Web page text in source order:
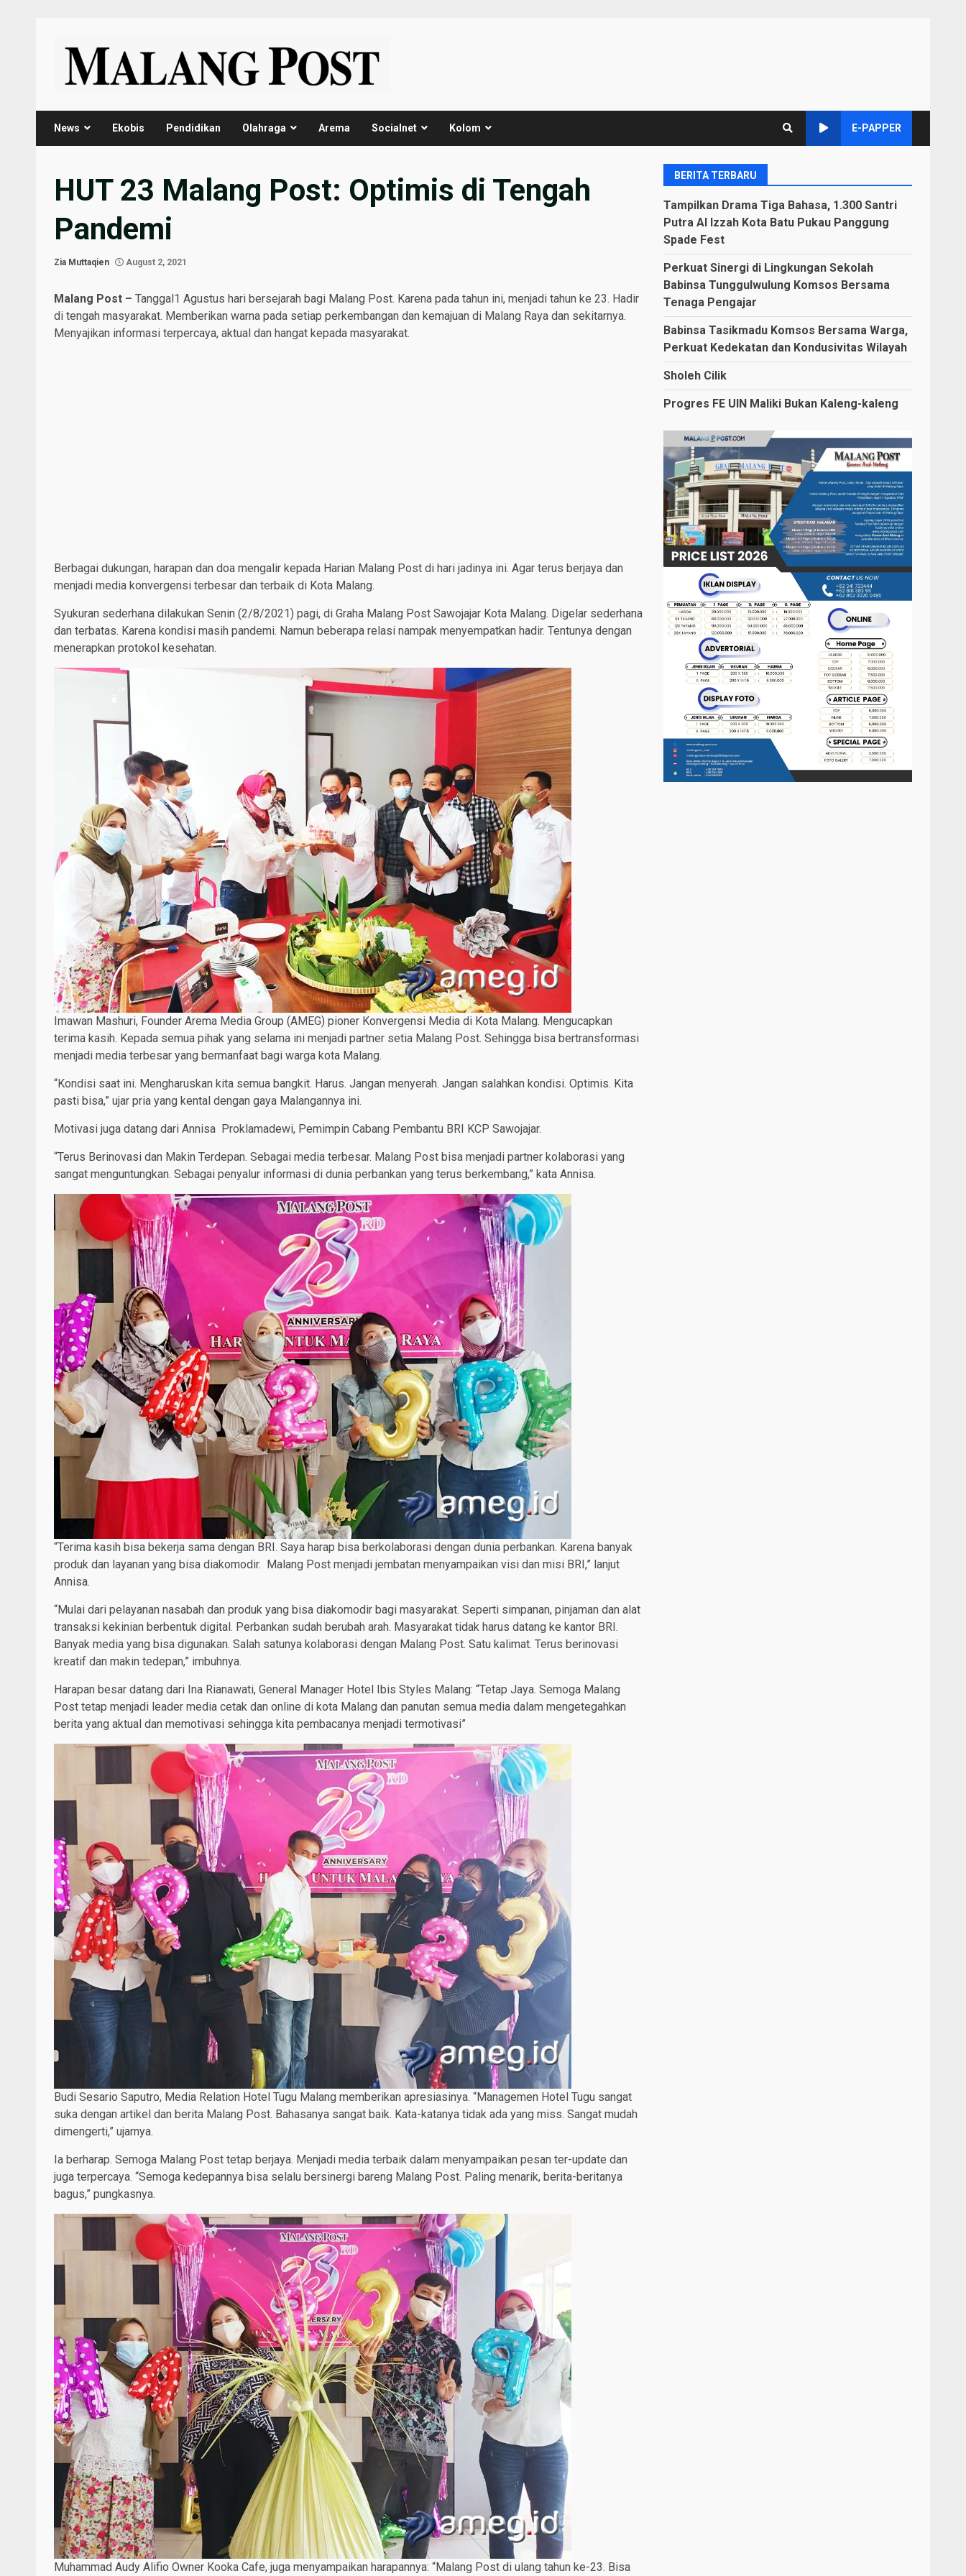
content
News Ekobis Pendidikan Olahraga Arema Socialnet Kolom E-PAPPER
HUT 23 Malang Post: Optimis di Tengah
Pandemi
Zia Muttaqien August 2, 2021
Malang Post – Tanggal1 Agustus hari bersejarah bagi Malang Post. Karena pada tahun ini, menjadi tahun ke 23. Hadir
di tengah masyarakat. Memberikan warna pada setiap perkembangan dan kemajuan di Malang Raya dan sekitarnya.
Menyajikan informasi terpercaya, aktual dan hangat kepada masyarakat.
Berbagai dukungan, harapan dan doa mengalir kepada Harian Malang Post di hari jadinya ini. Agar terus berjaya dan
menjadi media konvergensi terbesar dan terbaik di Kota Malang.
Syukuran sederhana dilakukan Senin (2/8/2021) pagi, di Graha Malang Post Sawojajar Kota Malang. Digelar sederhana
dan terbatas. Karena kondisi masih pandemi. Namun beberapa relasi nampak menyempatkan hadir. Tentunya dengan
menerapkan protokol kesehatan.
Imawan Mashuri, Founder Arema Media Group (AMEG) pioner Konvergensi Media di Kota Malang. Mengucapkan
terima kasih. Kepada semua pihak yang selama ini menjadi partner setia Malang Post. Sehingga bisa bertransformasi
menjadi media terbesar yang bermanfaat bagi warga kota Malang.
“Kondisi saat ini. Mengharuskan kita semua bangkit. Harus. Jangan menyerah. Jangan salahkan kondisi. Optimis. Kita
pasti bisa,” ujar pria yang kental dengan gaya Malangannya ini.
Motivasi juga datang dari Annisa Proklamadewi, Pemimpin Cabang Pembantu BRI KCP Sawojajar.
“Terus Berinovasi dan Makin Terdepan. Sebagai media terbesar. Malang Post bisa menjadi partner kolaborasi yang
sangat menguntungkan. Sebagai penyalur informasi di dunia perbankan yang terus berkembang,” kata Annisa.
“Terima kasih bisa bekerja sama dengan BRI. Saya harap bisa berkolaborasi dengan dunia perbankan. Karena banyak
produk dan layanan yang bisa diakomodir. Malang Post menjadi jembatan menyampaikan visi dan misi BRI,” lanjut
Annisa.
“Mulai dari pelayanan nasabah dan produk yang bisa diakomodir bagi masyarakat. Seperti simpanan, pinjaman dan alat
transaksi kekinian berbentuk digital. Perbankan sudah berubah arah. Masyarakat tidak harus datang ke kantor BRI.
Banyak media yang bisa digunakan. Salah satunya kolaborasi dengan Malang Post. Satu kalimat. Terus berinovasi
kreatif dan makin tedepan,” imbuhnya.
Harapan besar datang dari Ina Rianawati, General Manager Hotel Ibis Styles Malang: “Tetap Jaya. Semoga Malang
Post tetap menjadi leader media cetak dan online di kota Malang dan panutan semua media dalam mengetegahkan
berita yang aktual dan memotivasi sehingga kita pembacanya menjadi termotivasi”
Budi Sesario Saputro, Media Relation Hotel Tugu Malang memberikan apresiasinya. “Managemen Hotel Tugu sangat
suka dengan artikel dan berita Malang Post. Bahasanya sangat baik. Kata-katanya tidak ada yang miss. Sangat mudah
dimengerti,” ujarnya.
Ia berharap. Semoga Malang Post tetap berjaya. Menjadi media terbaik dalam menyampaikan pesan ter-update dan
juga terpercaya. “Semoga kedepannya bisa selalu bersinergi bareng Malang Post. Paling menarik, berita-beritanya
bagus,” pungkasnya.
Muhammad Audy Alifio Owner Kooka Cafe, juga menyampaikan harapannya: “Malang Post di ulang tahun ke-23. Bisa
BERITA TERBARU
Tampilkan Drama Tiga Bahasa, 1.300 Santri
Putra Al Izzah Kota Batu Pukau Panggung
Spade Fest
Perkuat Sinergi di Lingkungan Sekolah
Babinsa Tunggulwulung Komsos Bersama
Tenaga Pengajar
Babinsa Tasikmadu Komsos Bersama Warga,
Perkuat Kedekatan dan Kondusivitas Wilayah
Sholeh Cilik
Progres FE UIN Maliki Bukan Kaleng-kaleng